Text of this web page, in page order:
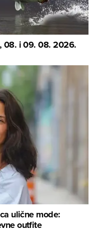
08. i 09. 08. 2026.
ulične mode:
outfite